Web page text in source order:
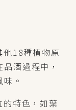
18種植物原
酒過程中，
。
特色，如葉